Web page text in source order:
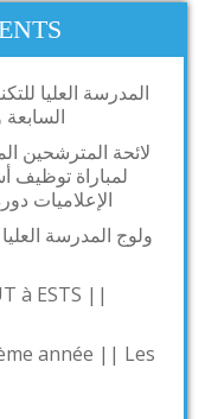
المدرسة العليا
لائحة المترشحين
لمباراة توظيف
الإعلاميات دورة 29/06/2026 (منصب
à ESTS ||
année || Les